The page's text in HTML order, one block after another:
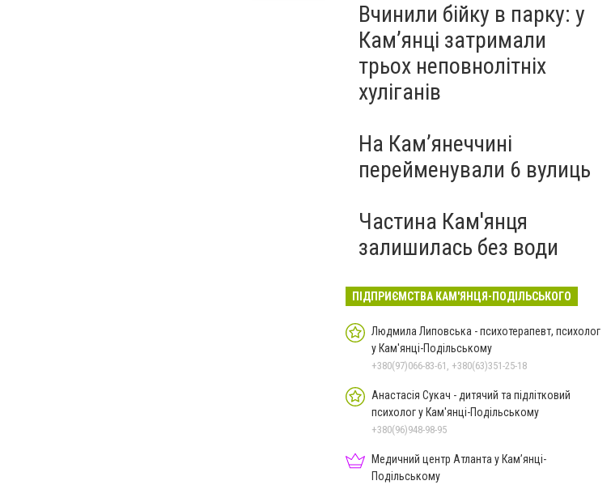
Вчинили бійку в парку: у
Кам’янці затримали
трьох неповнолітніх
хуліганів
На Камʼянеччині
перейменували 6 вулиць
Частина Кам'янця
залишилась без води
ПІДПРИЄМСТВА КАМ'ЯНЦЯ-ПОДІЛЬСЬКОГО
Людмила Липовська - психотерапевт, психолог
у Кам'янці-Подільському
+380(97)066-83-61, +380(63)351-25-18
Анастасія Сукач - дитячий та підлітковий
психолог у Кам'янці-Подільському
+380(96)948-98-95
Медичний центр Атланта у Кам’янці-
Подільському